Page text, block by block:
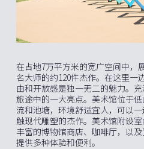
在占地7万平方米的宽广空间中，
名大师的约120件杰作。在这里一
由和开放感是独一无二的魅力。
旅途中的一大亮点。美术馆位于
流和池塘，环境舒适宜人，可以
触现代雕塑的杰作。美术馆附设
丰富的博物馆商店、咖啡厅，以及
提供多种体验和便利。